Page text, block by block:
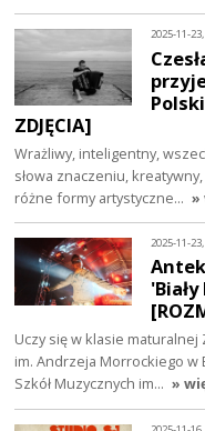
2025-11-
ZDJĘCIA]
Wrażliwy, inteligentny,
słowa znaczeniu,
różne formy artystyczne… »
2025-11-
Uczy się w klasie maturalnej
im. Andrzeja Morrockiego
Szkół Muzycznych im… »